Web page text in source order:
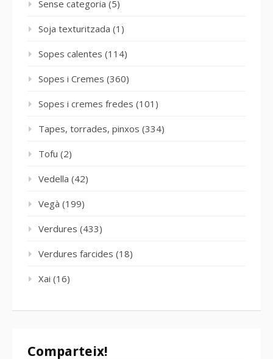
Sense categoria (5)
Soja texturitzada (1)
Sopes calentes (114)
Sopes i Cremes (360)
Sopes i cremes fredes (101)
Tapes, torrades, pinxos (334)
Tofu (2)
Vedella (42)
Vegà (199)
Verdures (433)
Verdures farcides (18)
Xai (16)
Comparteix!